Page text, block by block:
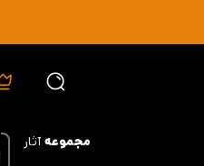
مجموعهآثار